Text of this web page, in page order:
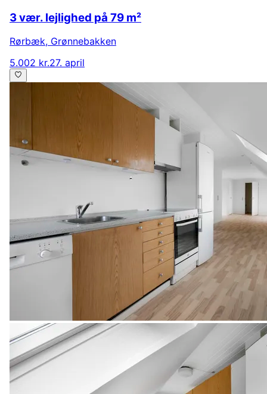
3 vær. lejlighed på 79 m²
Rørbæk, Grønnebakken
5.002 kr.27. april